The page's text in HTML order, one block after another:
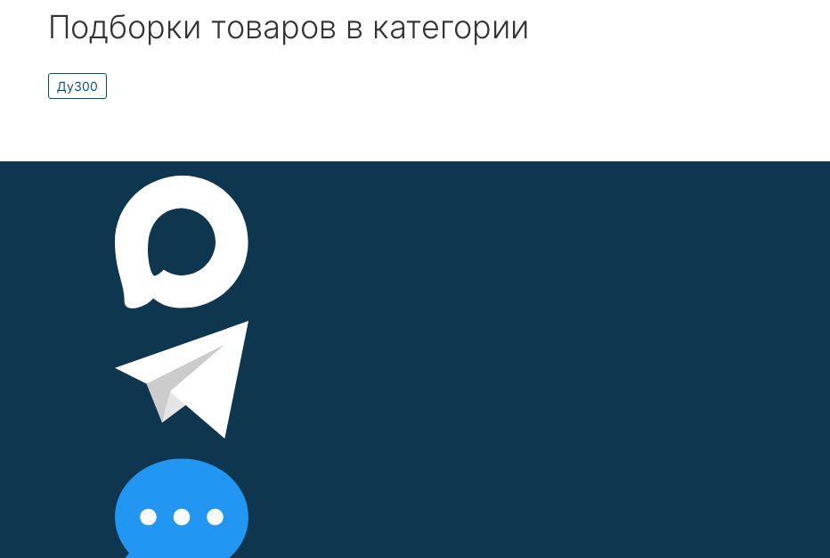
Подборки товаров в категории
Ду300